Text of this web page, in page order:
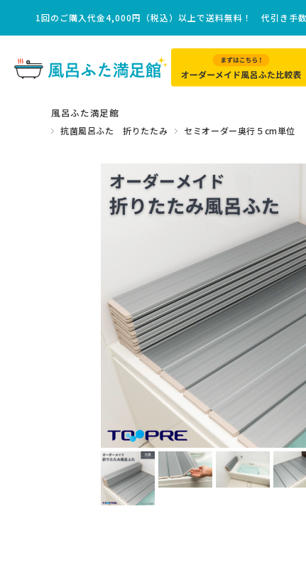
1回のご購入代金4,000円（税込）以上で送料無料！ 代引き手数
風呂ふた満足館
抗菌風呂ふた 折りたたみ セミオーダー奥行５cm単位